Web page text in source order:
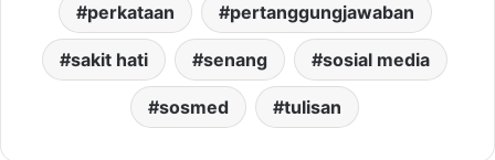
perkataan pertanggungjawaban
sakit hati senang sosial media
sosmed tulisan